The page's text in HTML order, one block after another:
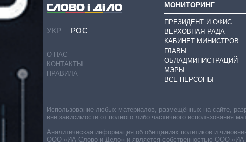
УКР РОС
О НАС
КОНТАКТЫ
ПРАВИЛА
МОНИТОРИНГ
ПРЕЗИДЕНТ И ОФИС
ВЕРХОВНАЯ РАДА
КАБИНЕТ МИНИСТРОВ
ГЛАВЫ
ОБЛАДМИНИСТРАЦИЙ
МЭРЫ
ВСЕ ПЕРСОНЫ
Использование любых материалов, размещённых на сайте,
вне зависимости от полного либо частичного использования
Аналитическая информация об обещаниях политиков и
ООО «ИА Слово и Дело» и является собственностью ООО «ИА